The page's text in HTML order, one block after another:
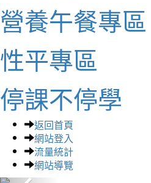
營養午餐專區
性平專區
停課不停學
返回首頁
網站登入
流量統計
網站導覽